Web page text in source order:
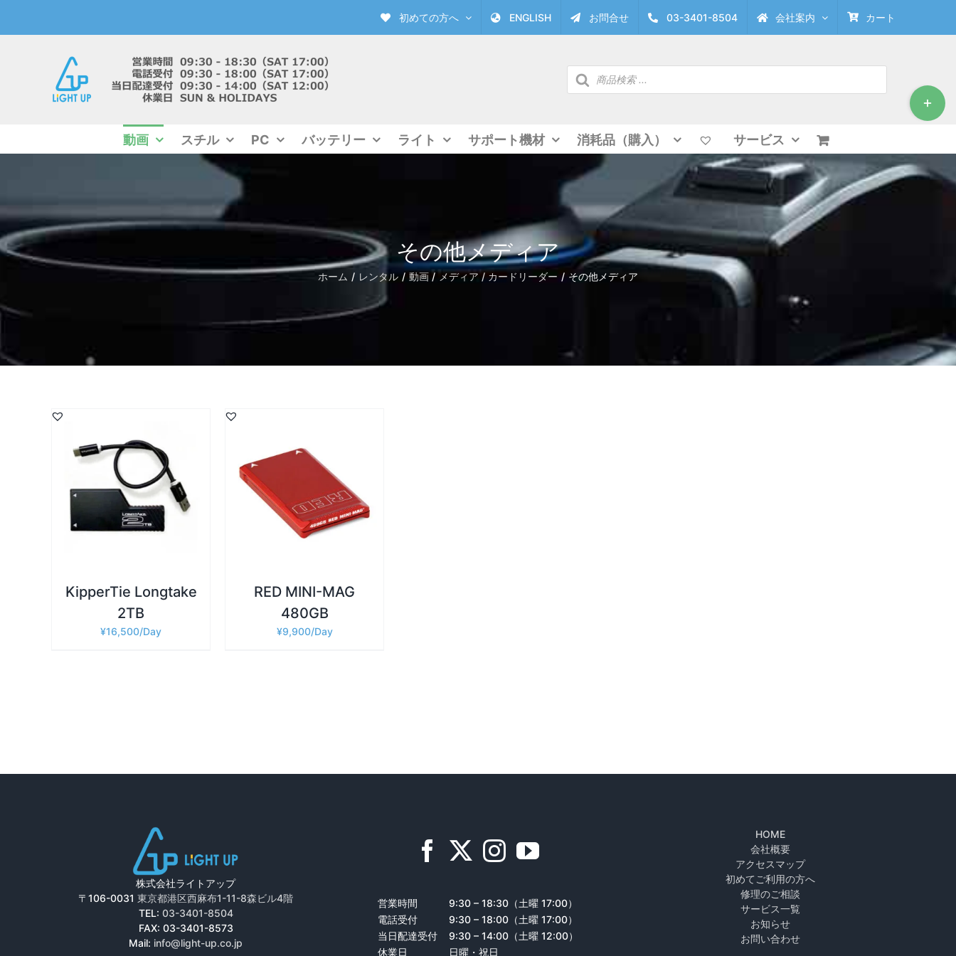
content
初めての方へ ENGLISH お問合せ 03-3401-8504 会社案内 カート
商
品
動画 スチル PC バッテリー ライト サポート機材 消耗品（購入） サービス
その他メディア
ホーム レンタル 動画 メディア / カードリーダー その他メディア
KipperTie Longtake
2TB
¥16,500
お買い物カゴに追加 詳細
RED MINI-MAG
480GB
¥9,900
株式会社ライトアップ
〒106-0031東京都港区西麻布1-11-8森ビル4階
TEL: 03-3401-8504
FAX: 03-3401-8573
Mail: info@light-up.co.jp
営業時間
9:30 – 18:30（土曜 17:00）
電話受付
9:30 – 18:00（土曜 17:00）
当日配達受付
9:30 – 14:00（土曜 12:00）
休業日
日曜・祝日
HOME
会社概要
アクセスマップ
初めてご利用の方へ
修理のご相談
サービス一覧
お知らせ
お問い合わせ
Toggle
Sliding
Bar